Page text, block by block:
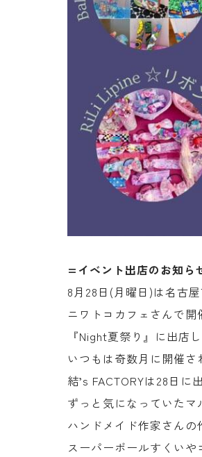
=イベント出店のお知ら
8月28日(月曜日)は名古
ニワトコカフェさんで開
『Night夏祭り』に出店し
いつもは奇数月に開催さ
結’s FACTORYは28日に
ずっと気になっていたマ
ハンドメイド作家さんの
スーパーボールすくい